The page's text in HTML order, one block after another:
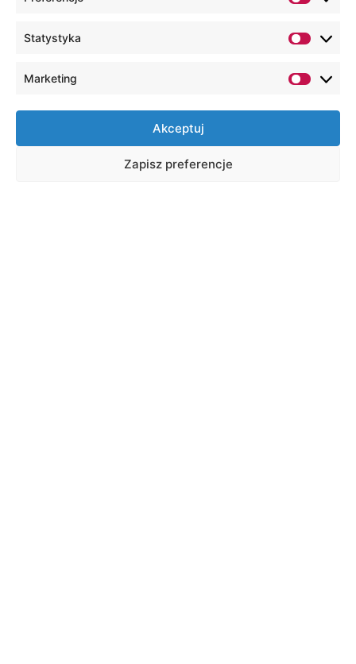
Statystyka
Marketing
Akceptuj
Zapisz preferencje